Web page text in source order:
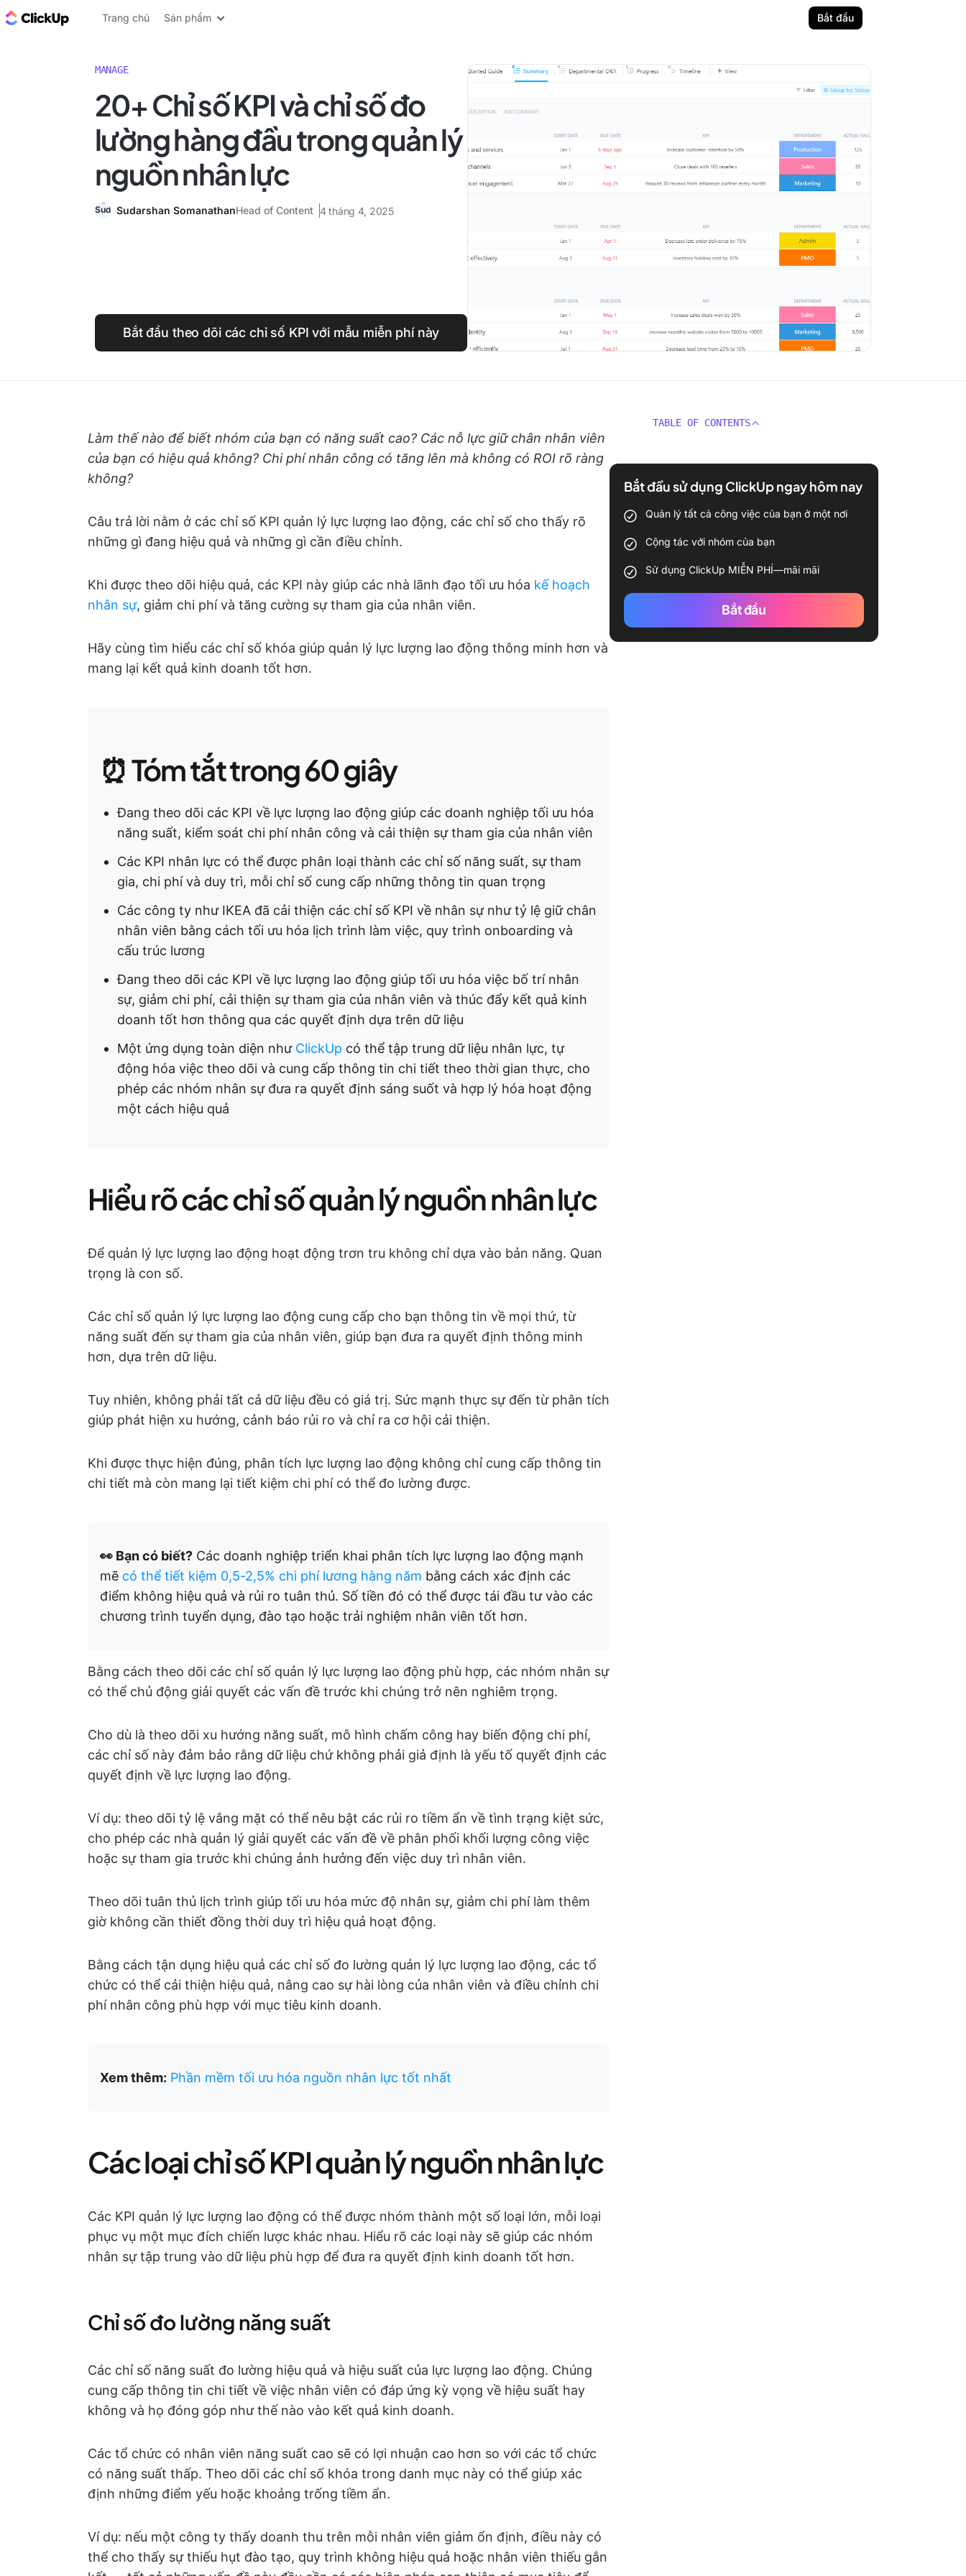
ClickUp Blog
Trang chủ Sản phẩm Bắt đầu
MANAGE
20+ Chỉ số KPI và chỉ số đo
lường hàng đầu trong quản lý
nguồn nhân lực
Sudarshan SomanathanHead of Content 4 tháng 4, 2025
Bắt đầu theo dõi các chỉ số KPI với mẫu miễn phí này
Làm thế nào để biết nhóm của bạn có năng suất cao? Các nỗ lực giữ chân nhân viên
của bạn có hiệu quả không? Chi phí nhân công có tăng lên mà không có ROI rõ ràng
không?
Câu trả lời nằm ở các chỉ số KPI quản lý lực lượng lao động, các chỉ số cho thấy rõ
những gì đang hiệu quả và những gì cần điều chỉnh.
Khi được theo dõi hiệu quả, các KPI này giúp các nhà lãnh đạo tối ưu hóa kế hoạch
nhân sự, giảm chi phí và tăng cường sự tham gia của nhân viên.
Hãy cùng tìm hiểu các chỉ số khóa giúp quản lý lực lượng lao động thông minh hơn và
mang lại kết quả kinh doanh tốt hơn.
⏰ Tóm tắt trong 60 giây
Đang theo dõi các KPI về lực lượng lao động giúp các doanh nghiệp tối ưu hóa
năng suất, kiểm soát chi phí nhân công và cải thiện sự tham gia của nhân viên
Các KPI nhân lực có thể được phân loại thành các chỉ số năng suất, sự tham
gia, chi phí và duy trì, mỗi chỉ số cung cấp những thông tin quan trọng
Các công ty như IKEA đã cải thiện các chỉ số KPI về nhân sự như tỷ lệ giữ chân
nhân viên bằng cách tối ưu hóa lịch trình làm việc, quy trình onboarding và
cấu trúc lương
Đang theo dõi các KPI về lực lượng lao động giúp tối ưu hóa việc bố trí nhân
sự, giảm chi phí, cải thiện sự tham gia của nhân viên và thúc đẩy kết quả kinh
doanh tốt hơn thông qua các quyết định dựa trên dữ liệu
Một ứng dụng toàn diện như ClickUp có thể tập trung dữ liệu nhân lực, tự
động hóa việc theo dõi và cung cấp thông tin chi tiết theo thời gian thực, cho
phép các nhóm nhân sự đưa ra quyết định sáng suốt và hợp lý hóa hoạt động
một cách hiệu quả
Hiểu rõ các chỉ số quản lý nguồn nhân lực
Để quản lý lực lượng lao động hoạt động trơn tru không chỉ dựa vào bản năng. Quan
trọng là con số.
Các chỉ số quản lý lực lượng lao động cung cấp cho bạn thông tin về mọi thứ, từ
năng suất đến sự tham gia của nhân viên, giúp bạn đưa ra quyết định thông minh
hơn, dựa trên dữ liệu.
Tuy nhiên, không phải tất cả dữ liệu đều có giá trị. Sức mạnh thực sự đến từ phân tích
giúp phát hiện xu hướng, cảnh báo rủi ro và chỉ ra cơ hội cải thiện.
Khi được thực hiện đúng, phân tích lực lượng lao động không chỉ cung cấp thông tin
chi tiết mà còn mang lại tiết kiệm chi phí có thể đo lường được.
👀 Bạn có biết? Các doanh nghiệp triển khai phân tích lực lượng lao động mạnh
mẽ có thể tiết kiệm 0,5-2,5% chi phí lương hàng năm bằng cách xác định các
điểm không hiệu quả và rủi ro tuân thủ. Số tiền đó có thể được tái đầu tư vào các
chương trình tuyển dụng, đào tạo hoặc trải nghiệm nhân viên tốt hơn.
Bằng cách theo dõi các chỉ số quản lý lực lượng lao động phù hợp, các nhóm nhân sự
có thể chủ động giải quyết các vấn đề trước khi chúng trở nên nghiêm trọng.
Cho dù là theo dõi xu hướng năng suất, mô hình chấm công hay biến động chi phí,
các chỉ số này đảm bảo rằng dữ liệu chứ không phải giả định là yếu tố quyết định các
quyết định về lực lượng lao động.
Ví dụ: theo dõi tỷ lệ vắng mặt có thể nêu bật các rủi ro tiềm ẩn về tình trạng kiệt sức,
cho phép các nhà quản lý giải quyết các vấn đề về phân phối khối lượng công việc
hoặc sự tham gia trước khi chúng ảnh hưởng đến việc duy trì nhân viên.
Theo dõi tuân thủ lịch trình giúp tối ưu hóa mức độ nhân sự, giảm chi phí làm thêm
giờ không cần thiết đồng thời duy trì hiệu quả hoạt động.
Bằng cách tận dụng hiệu quả các chỉ số đo lường quản lý lực lượng lao động, các tổ
chức có thể cải thiện hiệu quả, nâng cao sự hài lòng của nhân viên và điều chỉnh chi
phí nhân công phù hợp với mục tiêu kinh doanh.
Xem thêm: Phần mềm tối ưu hóa nguồn nhân lực tốt nhất
Các loại chỉ số KPI quản lý nguồn nhân lực
Các KPI quản lý lực lượng lao động có thể được nhóm thành một số loại lớn, mỗi loại
phục vụ một mục đích chiến lược khác nhau. Hiểu rõ các loại này sẽ giúp các nhóm
nhân sự tập trung vào dữ liệu phù hợp để đưa ra quyết định kinh doanh tốt hơn.
Chỉ số đo lường năng suất
Các chỉ số năng suất đo lường hiệu quả và hiệu suất của lực lượng lao động. Chúng
cung cấp thông tin chi tiết về việc nhân viên có đáp ứng kỳ vọng về hiệu suất hay
không và họ đóng góp như thế nào vào kết quả kinh doanh.
Các tổ chức có nhân viên năng suất cao sẽ có lợi nhuận cao hơn so với các tổ chức
có năng suất thấp. Theo dõi các chỉ số khóa trong danh mục này có thể giúp xác
định những điểm yếu hoặc khoảng trống tiềm ẩn.
Ví dụ: nếu một công ty thấy doanh thu trên mỗi nhân viên giảm ổn định, điều này có
thể cho thấy sự thiếu hụt đào tạo, quy trình không hiệu quả hoặc nhân viên thiếu gắn
TABLE OF CONTENTS
Bắt đầu sử dụng ClickUp ngay hôm nay
Quản lý tất cả công việc của bạn ở một nơi
Cộng tác với nhóm của bạn
Sử dụng ClickUp MIỄN PHÍ—mãi mãi
Bắt đầu